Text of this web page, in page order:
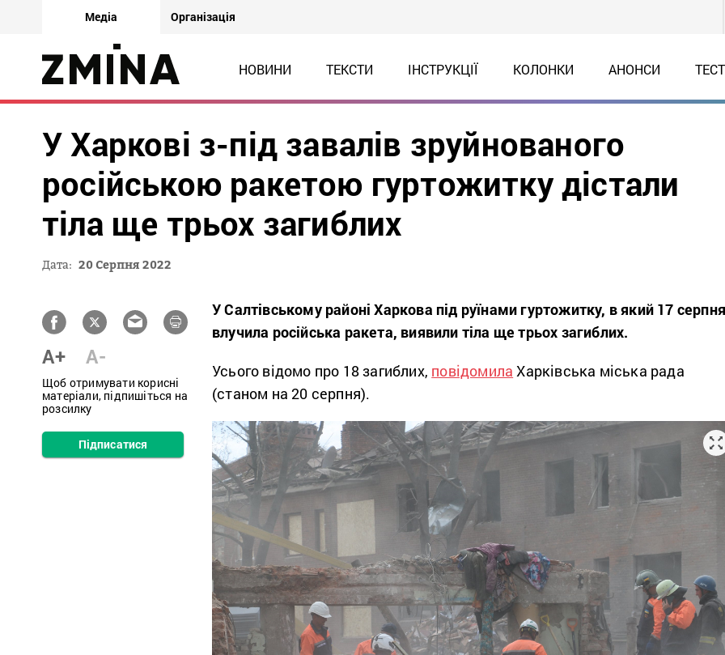
Медіа Організація
НОВИНИ ТЕКСТИ ІНСТРУКЦІЇ КОЛОНКИ АНОНСИ
У Харкові з-під завалів зруйнованого
російською ракетою гуртожитку дістали
тіла ще трьох загиблих
Дата: 20 Серпня 2022
A+ A-
Щоб отримувати корисні
матеріали, підпишіться на
розсилку
Підписатися
У Салтівському районі Харкова під руїнами гуртожитку, в який 17
влучила російська ракета, виявили тіла ще трьох загиблих.
Усього відомо про 18 загиблих, повідомила Харківська міська рада
(станом на 20 серпня).